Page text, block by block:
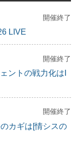
開催終了
LIVE
開催終了
ントの戦力化はI
開催終了
カギは[情シスの